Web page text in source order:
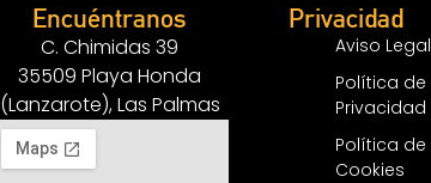
Encuéntranos
C. Chimidas 39
35509 Playa Honda
(Lanzarote), Las Palmas
Privacidad
Aviso Legal
Política de
Privacidad
Política de
Cookies